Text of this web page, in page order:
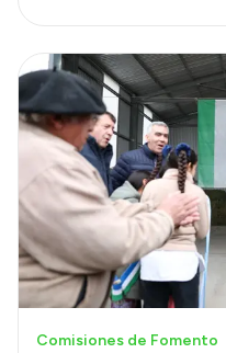
Comisiones de Fomento